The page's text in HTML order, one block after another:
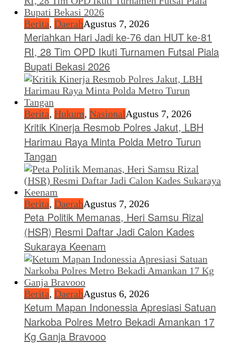
Berita, DaerahAgustus 7, 2026
Meriahkan Hari Jadi ke-76 dan HUT ke-81
RI, 28 Tim OPD Ikuti Turnamen Futsal Piala
Bupati Bekasi 2026
Berita, Hukum, NasionalAgustus 7, 2026
Kritik Kinerja Resmob Polres Jakut, LBH
Harimau Raya Minta Polda Metro Turun
Tangan
Berita, DaerahAgustus 7, 2026
Peta Politik Memanas, Heri Samsu Rizal
(HSR) Resmi Daftar Jadi Calon Kades
Sukaraya Keenam
Berita, DaerahAgustus 6, 2026
Ketum Mapan Indonessia Apresiasi Satuan
Narkoba Polres Metro Bekadi Amankan 17
Kg Ganja Bravooo